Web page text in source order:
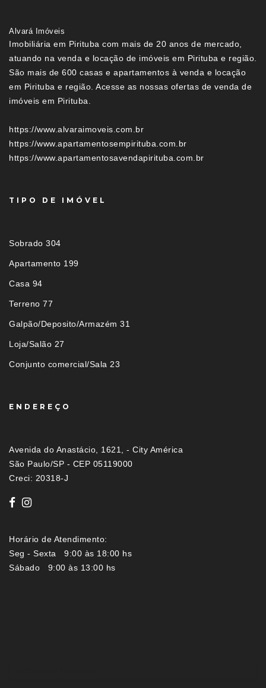
Alvará Imóveis
Imobiliária em Pirituba com mais de 20 anos de mercado,
atuando na venda e locação de imóveis em Pirituba e região.
São mais de 600 casas e apartamentos à venda e locação
em Pirituba e região. Acesse as nossas ofertas de venda de
imóveis em Pirituba.
https://www.alvaraimoveis.com.br
https://www.apartamentosempirituba.com.br
https://www.apartamentosavendapirituba.com.br
TIPO DE IMÓVEL
Sobrado 304
Apartamento 199
Casa 94
Terreno 77
Galpão/Deposito/Armazém 31
Loja/Salão 27
Conjunto comercial/Sala 23
ENDEREÇO
Avenida do Anastácio, 1621, - City América
São Paulo/SP - CEP 05119000
Creci: 20318-J
Horário de Atendimento:
Seg - Sexta 9:00 às 18:00 hs
Sábado 9:00 às 13:00 hs